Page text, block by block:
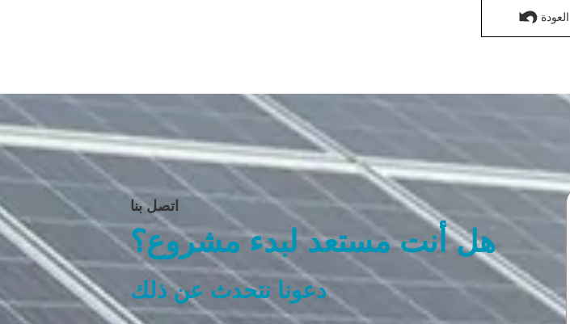
العودة
اتصل بنا
هل أنت مستعد لبدء مشروع؟
دعونا نتحدث عن ذلك